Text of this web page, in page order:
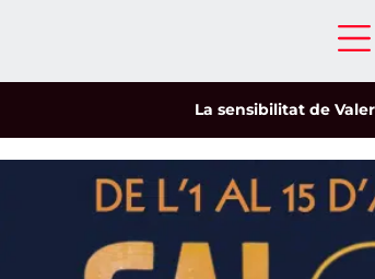
La sensibilitat de Valeria